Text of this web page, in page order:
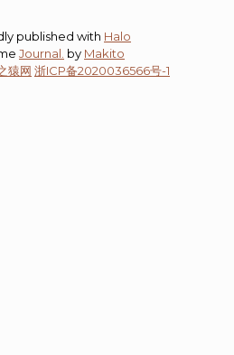
published with Halo
Journal. by Makito
猿网 浙ICP备2020036566号-1